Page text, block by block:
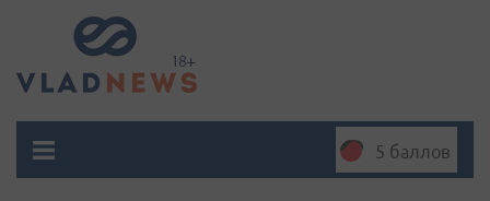
5 баллов